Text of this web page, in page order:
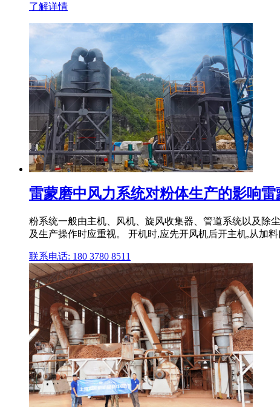
了解详情
雷蒙磨中风力系统对粉体生产的影响
粉系统一般由主机、风机、旋风收集器、管道系统以及除
及生产操作时应重视。 开机时,应先开风机后开主机,从加
联系电话: 180 3780 8511